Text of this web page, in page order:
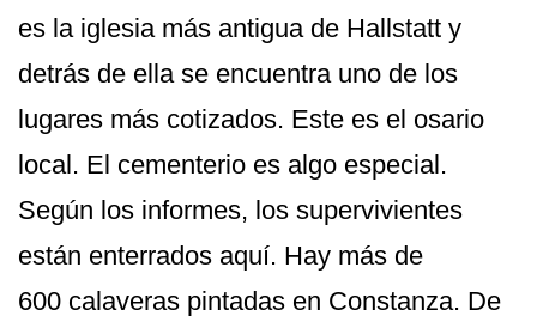
es la iglesia más antigua de Hallstatt y
detrás de ella se encuentra uno de los
lugares más cotizados. Este es el osario
local. El cementerio es algo especial.
Según los informes, los supervivientes
están enterrados aquí. Hay más de
600 calaveras pintadas en Constanza. De